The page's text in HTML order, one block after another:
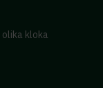
kloka